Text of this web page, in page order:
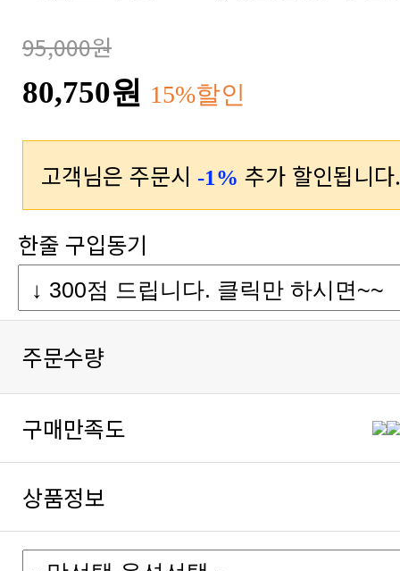
95,000원
80,750원 15%할인
고객님은 주문시 -1% 추가 할인됩니다.
한줄 구입동기
주문수량
구매만족도
상품정보